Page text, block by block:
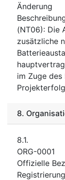
Änderung
(NT06): Die
zusätzliche
im Zuge
8.
8.1.
ORG-0001
Offizielle